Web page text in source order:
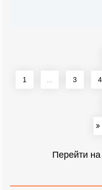
1 3 4
Перейти на